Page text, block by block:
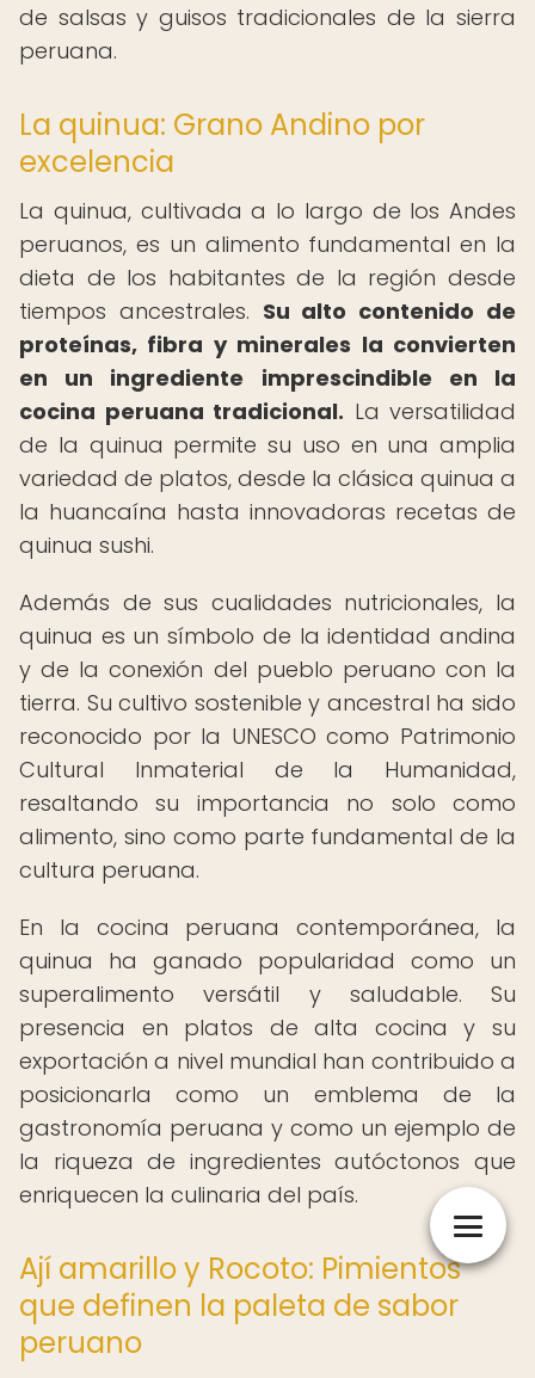
de salsas y guisos tradicionales de la sierra
peruana.
La quinua: Grano Andino por
excelencia
La quinua, cultivada a lo largo de los Andes
peruanos, es un alimento fundamental en la
dieta de los habitantes de la región desde
tiempos ancestrales. Su alto contenido de
proteínas, fibra y minerales la convierten
en un ingrediente imprescindible en la
cocina peruana tradicional. La versatilidad
de la quinua permite su uso en una amplia
variedad de platos, desde la clásica quinua a
la huancaína hasta innovadoras recetas de
quinua sushi.
Además de sus cualidades nutricionales, la
quinua es un símbolo de la identidad andina
y de la conexión del pueblo peruano con la
tierra. Su cultivo sostenible y ancestral ha sido
reconocido por la UNESCO como Patrimonio
Cultural Inmaterial de la Humanidad,
resaltando su importancia no solo como
alimento, sino como parte fundamental de la
cultura peruana.
En la cocina peruana contemporánea, la
quinua ha ganado popularidad como un
superalimento versátil y saludable. Su
presencia en platos de alta cocina y su
exportación a nivel mundial han contribuido a
posicionarla como un emblema de la
gastronomía peruana y como un ejemplo de
la riqueza de ingredientes autóctonos que
enriquecen la culinaria del país.
Ají amarillo y Rocoto: Pimientos
que definen la paleta de sabor
peruano